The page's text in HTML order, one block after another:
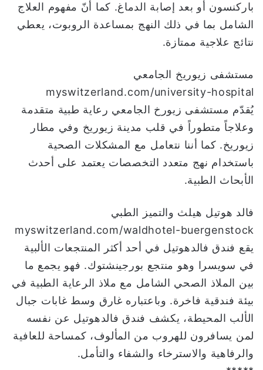
باركنسون أو بعد إصابة الدماغ. كما أنّ مفهوم العلاج
الشامل بما في ذلك النهج بمساعدة الروبوت، يعطي
نتائج علاجية ممتازة.
مستشفى زيوريخ الجامعي
myswitzerland.com/university-hospital
يُقدّم مستشفى زيورخ الجامعي رعاية طبية متقدمة
وعلاجاً متطوراً في قلب مدينة زيوريخ وفي مطار
زيوريخ. كما أننا نتعامل مع المشكلات الصحية
باستخدام نهج متعدد التخصصات يعتمد على أحدث
الأبحاث الطبية.
فالد هوتيل هيلث والتميز الطبي
myswitzerland.com/waldhotel-buergenstock
يقع فندق فالدهوتيل في أحد أكثر المنتجعات الألبية
في سويسرا وهو منتجع بورجينشتوك. فهو يجمع ما
بين الملاذ الصحي الشامل مع ملاذ الرعاية الطبية في
بيئة فندقية فاخرة. وباعتباره غارق وسط غابات جبال
الألب المحيطة، يكشف فندق فالدهوتيل عن نفسه
لمن يسافرون للهروب من المألوف، كمساحة للعافية
والرفاهية والاسترخاء والشفاء والتأمل.